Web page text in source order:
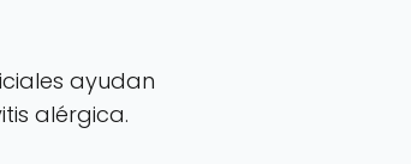
ayudan
alérgica.